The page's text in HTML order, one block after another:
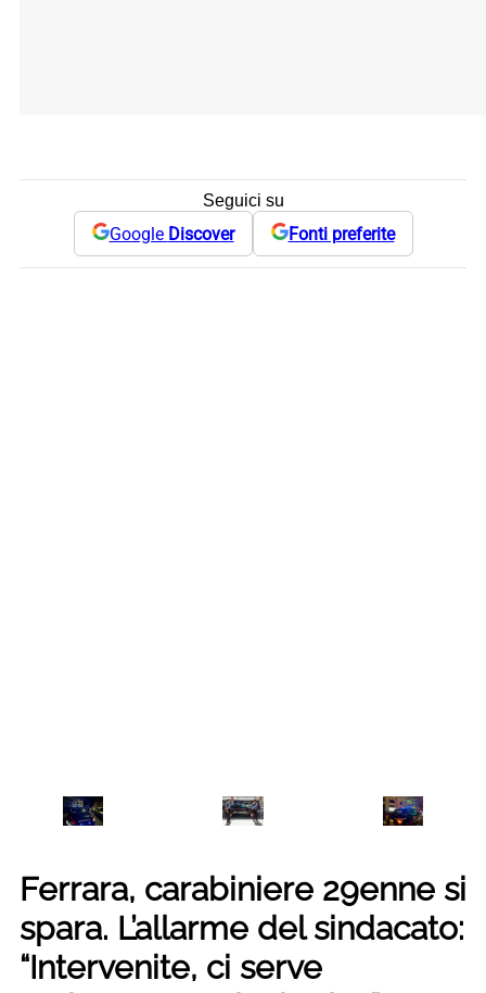
Seguici su
Google Discover Fonti preferite
Ferrara, carabiniere 29enne si
spara. L’allarme del sindacato:
“Intervenite, ci serve